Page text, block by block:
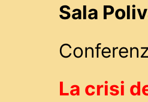
Sala
La crisi